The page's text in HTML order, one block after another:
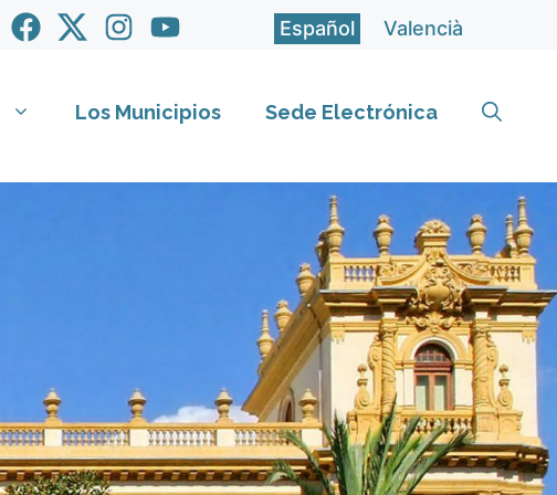
Español Valencià
Los Municipios Sede Electrónica